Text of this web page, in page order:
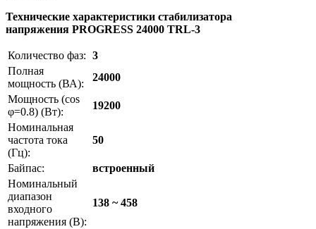
Технические характеристики стабилизатора
напряжения PROGRESS 24000 TRL-3
Количество фаз: 3
Полная
мощность (ВА):
24000
Мощность (cos
φ=0.8) (Вт):
19200
Номинальная
частота тока
(Гц):
50
Байпас:
встроенный
Номинальный
диапазон
входного
напряжения (В):
138 ~ 458